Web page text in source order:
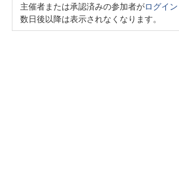
主催者または承認済みの参加者がログイン
数日後以降は表示されなくなります。